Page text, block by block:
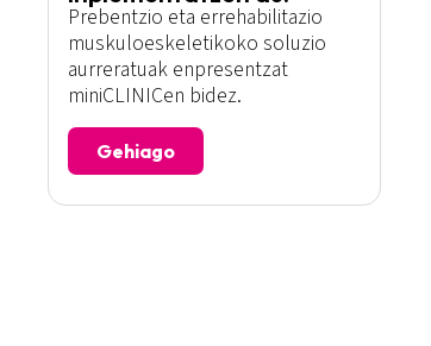
Prebentzio eta errehabilitazio
muskuloeskeletikoko soluzio
aurreratuak enpresentzat
miniCLINICen bidez.
Gehiago